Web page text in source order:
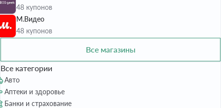
48 купонов
М.Видео
48 купонов
Все магазины
Все категории
Авто
Аптеки и здоровье
Банки и страхование